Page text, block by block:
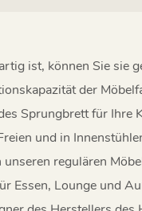
ist, können Sie sie
der
Sprungbrett für
und in
regulären
Essen, Lounge und